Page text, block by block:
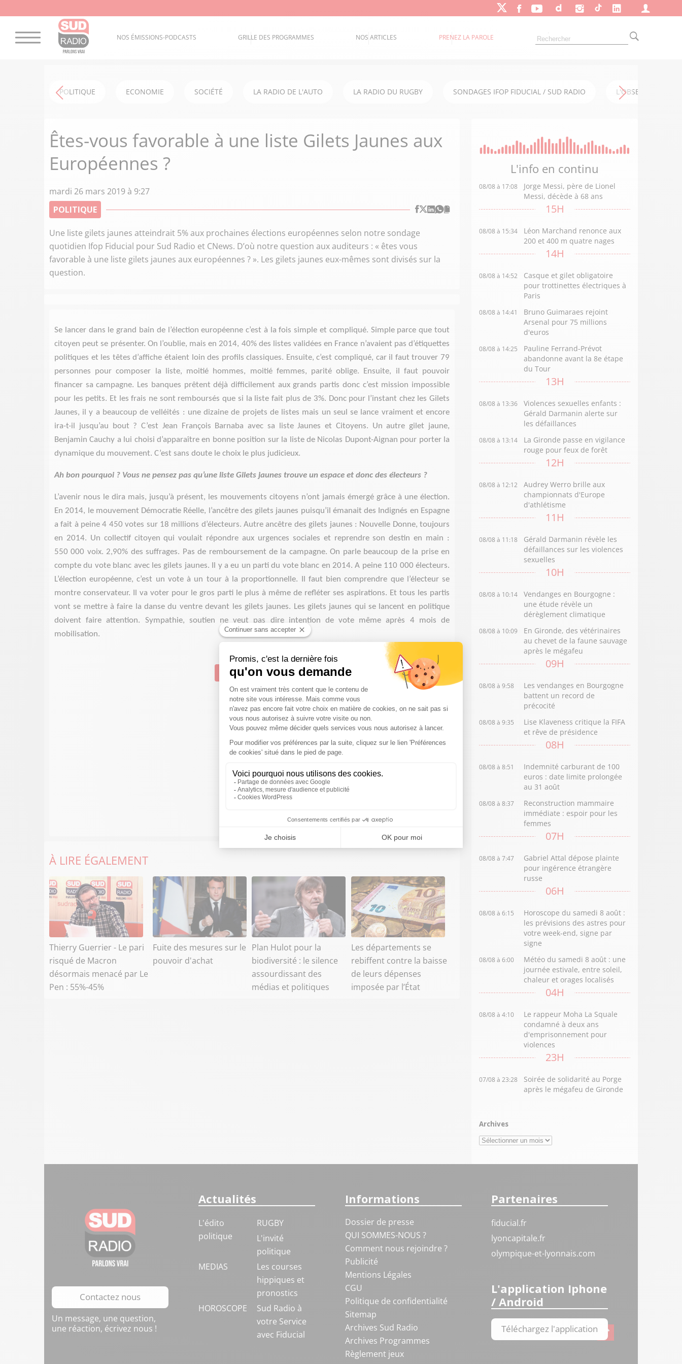
NOS ÉMISSIONS-PODCASTS GRILLE DES PROGRAMMES NOS ARTICLES PRENEZ LA PAROLE
POLITIQUE ECONOMIE SOCIÉTÉ LA RADIO DE L'AUTO LA RADIO DU RUGBY SONDAGES IFOP FIDUCIAL / SUD RADIO L'OBSERVATOIRE
Êtes-vous favorable à une liste Gilets Jaunes aux
Européennes ?
mardi 26 mars 2019 à 9:27
POLITIQUE
Une liste gilets jaunes atteindrait 5% aux prochaines élections européennes selon notre sondage
quotidien Ifop Fiducial pour Sud Radio et CNews. D’où notre question aux auditeurs : « êtes vous
favorable à une liste gilets jaunes aux européennes ? ». Les gilets jaunes eux-mêmes sont divisés sur la
question.
Se lancer dans le grand bain de l’élection européenne c’est à la fois simple et compliqué. Simple parce que tout
citoyen peut se présenter. On l’oublie, mais en 2014, 40% des listes validées en France n’avaient pas d’étiquettes
politiques et les têtes d’affiche étaient loin des profils classiques. Ensuite, c’est compliqué, car il faut trouver 79
personnes pour composer la liste, moitié hommes, moitié femmes, parité oblige. Ensuite, il faut pouvoir
financer sa campagne. Les banques prêtent déjà difficilement aux grands partis donc c’est mission impossible
pour les petits. Et les frais ne sont remboursés que si la liste fait plus de 3%. Donc pour l’instant chez les Gilets
Jaunes, il y a beaucoup de velléités : une dizaine de projets de listes mais un seul se lance vraiment et encore
ira-t-il jusqu’au bout ? C’est Jean François Barnaba avec sa liste Jaunes et Citoyens. Un autre gilet jaune,
Benjamin Cauchy a lui choisi d’apparaître en bonne position sur la liste de Nicolas Dupont-Aignan pour porter la
dynamique du mouvement. C’est sans doute le choix le plus judicieux.
Ah bon pourquoi ? Vous ne pensez pas qu’une liste Gilets jaunes trouve un espace et donc des électeurs ?
L’avenir nous le dira mais, jusqu’à présent, les mouvements citoyens n’ont jamais émergé grâce à une élection.
En 2014, le mouvement Démocratie Réelle, l’ancêtre des gilets jaunes puisqu’il émanait des Indignés en Espagne
a fait à peine 4 450 votes sur 18 millions d’électeurs. Autre ancêtre des gilets jaunes : Nouvelle Donne, toujours
en 2014. Un collectif citoyen qui voulait répondre aux urgences sociales et reprendre son destin en main :
550 000 voix. 2,90% des suffrages. Pas de remboursement de la campagne. On parle beaucoup de la prise en
compte du vote blanc avec les gilets jaunes. Il y a eu un parti du vote blanc en 2014. A peine 110 000 électeurs.
L’élection européenne, c’est un vote à un tour à la proportionnelle. Il faut bien comprendre que l’électeur se
montre conservateur. Il va voter pour le gros parti le plus à même de refléter ses aspirations. Et tous les partis
vont se mettre à faire la danse du ventre devant les gilets jaunes. Les gilets jaunes qui se lancent en politique
doivent faire attention. Sympathie, soutien ne veut pas dire intention de vote même après 4 mois de
mobilisation.
Suivre Sud Radio
À LIRE ÉGALEMENT
Thierry Guerrier - Le pari
risqué de Macron
désormais menacé par Le
Pen : 55%-45%
Fuite des mesures sur le
pouvoir d'achat
Plan Hulot pour la
biodiversité : le silence
assourdissant des
médias et politiques
Les départements se
rebiffent contre la baisse
de leurs dépenses
imposée par l’État
L'info en continu
08/08 à 17:08
Jorge Messi, père de Lionel
Messi, décède à 68 ans
15H
08/08 à 15:34
Léon Marchand renonce aux
200 et 400 m quatre nages
14H
08/08 à 14:52
Casque et gilet obligatoire
pour trottinettes électriques à
Paris
08/08 à 14:41
Bruno Guimaraes rejoint
Arsenal pour 75 millions
d'euros
08/08 à 14:25
Pauline Ferrand-Prévot
abandonne avant la 8e étape
du Tour
13H
08/08 à 13:36
Violences sexuelles enfants :
Gérald Darmanin alerte sur
les défaillances
08/08 à 13:14
La Gironde passe en vigilance
rouge pour feux de forêt
12H
08/08 à 12:12
Audrey Werro brille aux
championnats d'Europe
d'athlétisme
11H
08/08 à 11:18
Gérald Darmanin révèle les
défaillances sur les violences
sexuelles
10H
08/08 à 10:14
Vendanges en Bourgogne :
une étude révèle un
dérèglement climatique
08/08 à 10:09
En Gironde, des vétérinaires
au chevet de la faune sauvage
après le mégafeu
09H
08/08 à 9:58
Les vendanges en Bourgogne
battent un record de
précocité
08/08 à 9:35
Lise Klaveness critique la FIFA
et rêve de présidence
08H
08/08 à 8:51
Indemnité carburant de 100
euros : date limite prolongée
au 31 août
08/08 à 8:37
Reconstruction mammaire
immédiate : espoir pour les
femmes
07H
08/08 à 7:47
Gabriel Attal dépose plainte
pour ingérence étrangère
russe
06H
08/08 à 6:15
Horoscope du samedi 8 août :
les prévisions des astres pour
votre week-end, signe par
signe
08/08 à 6:00
Météo du samedi 8 août : une
journée estivale, entre soleil,
chaleur et orages localisés
04H
08/08 à 4:10
Le rappeur Moha La Squale
condamné à deux ans
d'emprisonnement pour
violences
23H
07/08 à 23:28
Soirée de solidarité au Porge
après le mégafeu de Gironde
Archives
Archives
Contactez nous
Un message, une question,
une réaction, écrivez nous !
Actualités
L'édito
politique
RUGBY
L'invité
politique
MEDIAS
Les courses
hippiques et
pronostics
HOROSCOPE
Sud Radio à
votre Service
avec Fiducial
Informations
Dossier de presse
QUI SOMMES-NOUS ?
Comment nous rejoindre ?
Publicité
Mentions Légales
CGU
Politique de confidentialité
Sitemap
Archives Sud Radio
Archives Programmes
Règlement jeux
Partenaires
fiducial.fr
lyoncapitale.fr
olympique-et-lyonnais.com
L'application Iphone
/ Android
Téléchargez l'application